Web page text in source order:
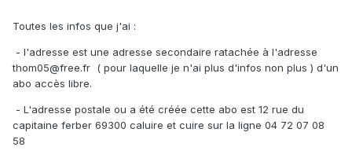
Toutes les infos que j'ai :
- l'adresse est une adresse secondaire ratachée à l'adresse
thom05@free.fr ( pour laquelle je n'ai plus d'infos non plus ) d'un
abo accès libre.
- L'adresse postale ou a été créée cette abo est 12 rue du
capitaine ferber 69300 caluire et cuire sur la ligne 04 72 07 08
58